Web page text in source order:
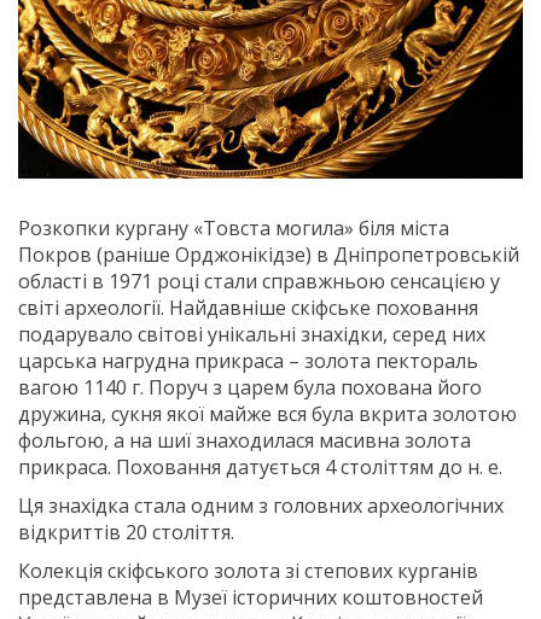
Розкопки кургану «Товста могила» біля міста
Покров (раніше Орджонікідзе) в Дніпропетровській
області в 1971 році стали справжньою сенсацією у
світі археології. Найдавніше скіфське поховання
подарувало світові унікальні знахідки, серед них
царська нагрудна прикраса – золота пектораль
вагою 1140 г. Поруч з царем була похована його
дружина, сукня якої майже вся була вкрита золотою
фольгою, а на шиї знаходилася масивна золота
прикраса. Поховання датується 4 століттям до н. е.
Ця знахідка стала одним з головних археологічних
відкриттів 20 століття.
Колекція скіфського золота зі степових курганів
представлена в Музеї історичних коштовностей